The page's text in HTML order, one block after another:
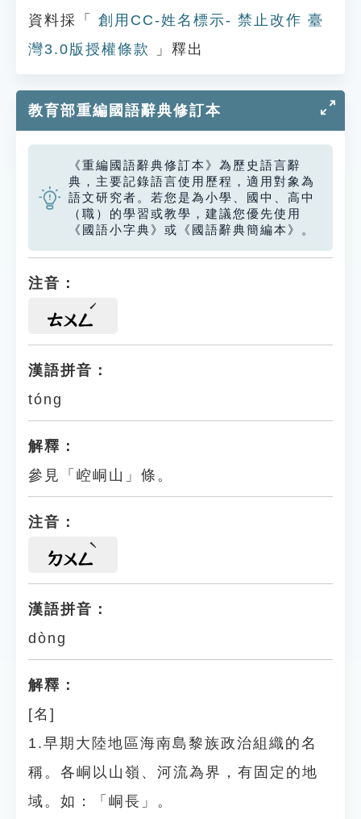
資料採「
創用CC-姓名標示- 禁止改作 臺
灣3.0版授權條款
」釋出
教育部重編國語辭典修訂本
《重編國語辭典修訂本》為歷史語言辭
典，主要記錄語言使用歷程，適用對象為
語文研究者。若您是為小學、國中、高中
（職）的學習或教學，建議您優先使用
《國語小字典》或《國語辭典簡編本》。
注音：
ㄊㄨㄥ
漢語拼音：
tóng
解釋：
參見「崆峒山」條。
注音：
ㄉㄨㄥ
漢語拼音：
dòng
解釋：
[名]
1.早期大陸地區海南島黎族政治組織的名
稱。各峒以山嶺、河流為界，有固定的地
域。如：「峒長」。